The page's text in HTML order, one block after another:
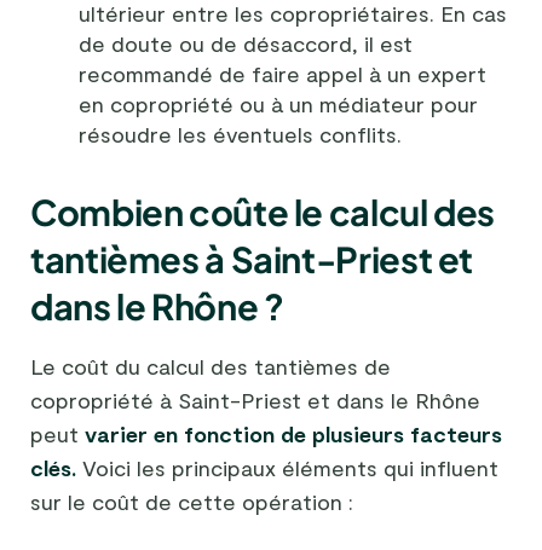
ultérieur entre les copropriétaires. En cas
de doute ou de désaccord, il est
recommandé de faire appel à un expert
en copropriété ou à un médiateur pour
résoudre les éventuels conflits.
Combien coûte le calcul des
tantièmes à Saint-Priest et
dans le Rhône ?
Le coût du calcul des tantièmes de
copropriété à Saint-Priest et dans le Rhône
peut varier en fonction de plusieurs facteurs
clés. Voici les principaux éléments qui influent
sur le coût de cette opération :